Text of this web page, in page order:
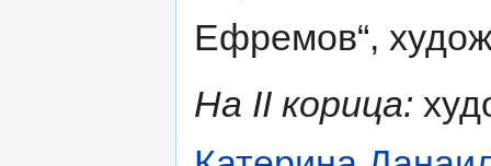
Ефремов“,
На ІІ корица: